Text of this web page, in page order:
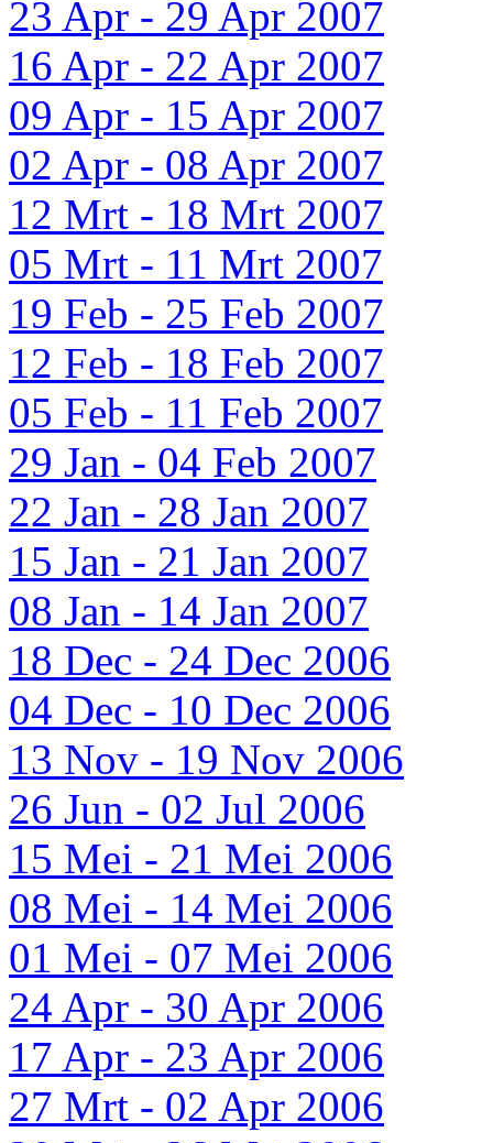
23 Apr - 29 Apr 2007
16 Apr - 22 Apr 2007
09 Apr - 15 Apr 2007
02 Apr - 08 Apr 2007
12 Mrt - 18 Mrt 2007
05 Mrt - 11 Mrt 2007
19 Feb - 25 Feb 2007
12 Feb - 18 Feb 2007
05 Feb - 11 Feb 2007
29 Jan - 04 Feb 2007
22 Jan - 28 Jan 2007
15 Jan - 21 Jan 2007
08 Jan - 14 Jan 2007
18 Dec - 24 Dec 2006
04 Dec - 10 Dec 2006
13 Nov - 19 Nov 2006
26 Jun - 02 Jul 2006
15 Mei - 21 Mei 2006
08 Mei - 14 Mei 2006
01 Mei - 07 Mei 2006
24 Apr - 30 Apr 2006
17 Apr - 23 Apr 2006
27 Mrt - 02 Apr 2006